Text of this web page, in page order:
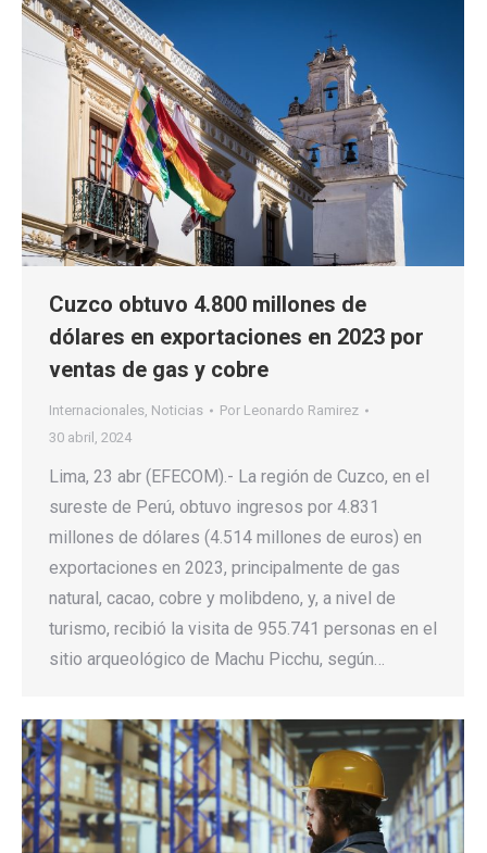
Cuzco obtuvo 4.800 millones de
dólares en exportaciones en 2023 por
ventas de gas y cobre
Internacionales, Noticias Por Leonardo Ramirez
30 abril, 2024
Lima, 23 abr (EFECOM).- La región de Cuzco, en el
sureste de Perú, obtuvo ingresos por 4.831
millones de dólares (4.514 millones de euros) en
exportaciones en 2023, principalmente de gas
natural, cacao, cobre y molibdeno, y, a nivel de
turismo, recibió la visita de 955.741 personas en el
sitio arqueológico de Machu Picchu, según…